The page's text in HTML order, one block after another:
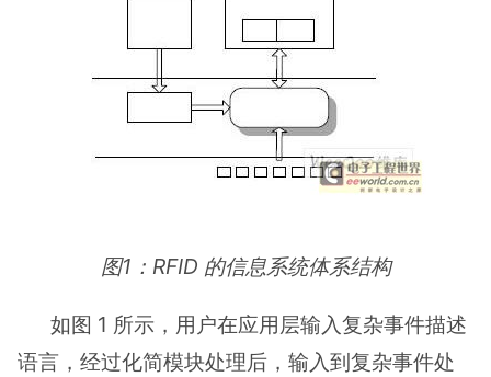
图1：RFID 的信息系统体系结构
如图 1 所示，用户在应用层输入复杂事件描述
语言，经过化简模块处理后，输入到复杂事件处